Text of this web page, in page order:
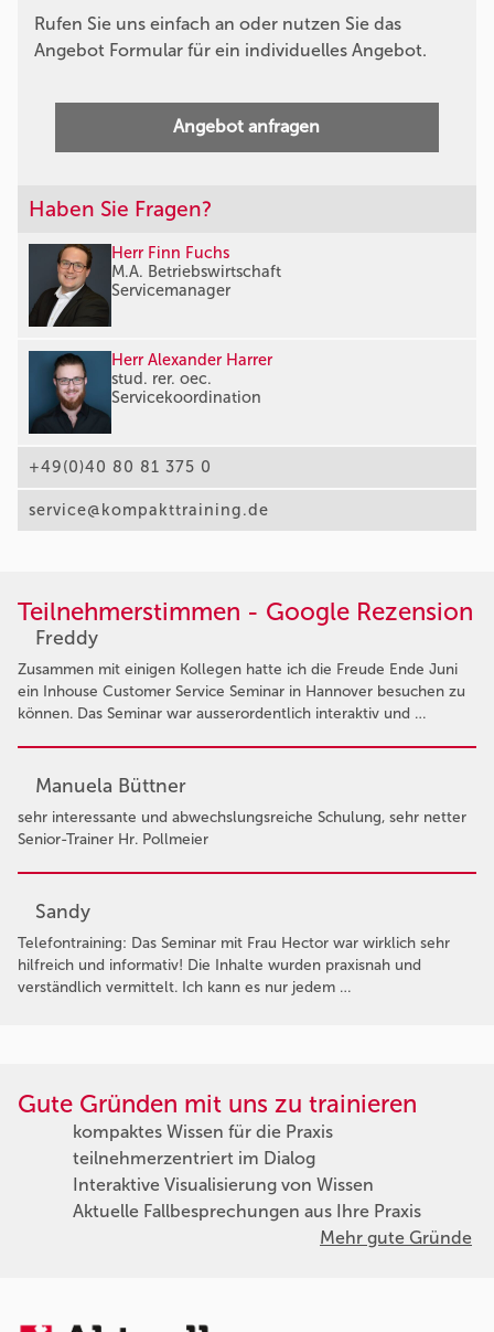
Rufen Sie uns einfach an oder nutzen Sie das
Angebot Formular für ein individuelles Angebot.
Angebot anfragen
Haben Sie Fragen?
Herr Finn Fuchs
M.A. Betriebswirtschaft
Servicemanager
Herr Alexander Harrer
stud. rer. oec.
Servicekoordination
+49(0)40 80 81 375 0
service@kompakttraining.de
Teilnehmerstimmen - Google Rezension
Freddy
Zusammen mit einigen Kollegen hatte ich die Freude Ende Juni
ein Inhouse Customer Service Seminar in Hannover besuchen zu
können. Das Seminar war ausserordentlich interaktiv und …
Manuela Büttner
sehr interessante und abwechslungsreiche Schulung, sehr netter
Senior-Trainer Hr. Pollmeier
Sandy
Telefontraining: Das Seminar mit Frau Hector war wirklich sehr
hilfreich und informativ! Die Inhalte wurden praxisnah und
verständlich vermittelt. Ich kann es nur jedem …
Gute Gründen mit uns zu trainieren
kompaktes Wissen für die Praxis
teilnehmerzentriert im Dialog
Interaktive Visualisierung von Wissen
Aktuelle Fallbesprechungen aus Ihre Praxis
Mehr gute Gründe